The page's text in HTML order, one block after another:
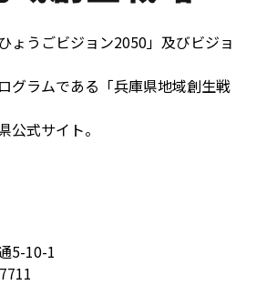
ょうごビジョン2050」及びビジョ
グラムである「兵庫県地域創生戦
公式サイト。
5-10-1